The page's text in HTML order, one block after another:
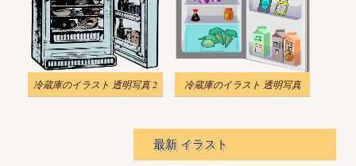
冷蔵庫のイラスト 透明写真 2 冷蔵庫のイラスト 透明写真
最新 イラスト